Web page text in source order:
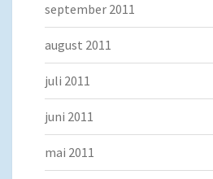
september 2011
august 2011
juli 2011
juni 2011
mai 2011